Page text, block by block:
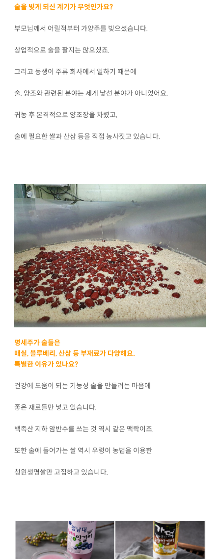
술을 빚게 되신 계기가 무엇인가요?
부모님께서 어릴적부터 가양주를 빚으셨습니다.
상업적으로 술을 팔지는 않으셨죠.
그리고 동생이 주류 회사에서 일하기 때문에
술, 양조와 관련된 분야는 제게 낯선 분야가 아니었어요.
귀농 후 본격적으로 양조장을 차렸고,
술에 필요한 쌀과 산삼 등을 직접 농사짓고 있습니다.
명세주가 술들은
매실, 블루베리, 산삼 등 부재료가 다양해요.
특별한 이유가 있나요?
건강에 도움이 되는 기능성 술을 만들려는 마음에
좋은 재료들만 넣고 있습니다.
백족산 지하 암반수를 쓰는 것 역시 같은 맥락이죠.
또한 술에 들어가는 쌀 역시 우렁이 농법을 이용한
청원생명쌀만 고집하고 있습니다.